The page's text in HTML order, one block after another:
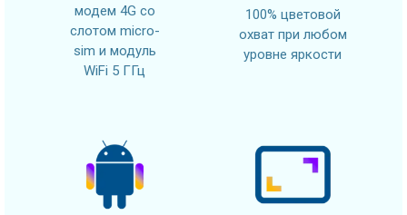
модем 4G со
слотом micro-
sim и модуль
WiFi 5 ГГц
100% цветовой
охват при любом
уровне яркости